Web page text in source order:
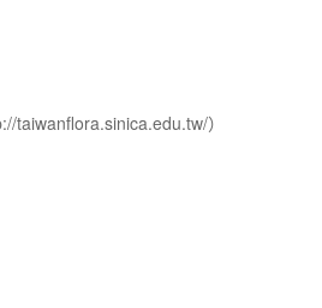
taiwanflora.sinica.edu.tw/）